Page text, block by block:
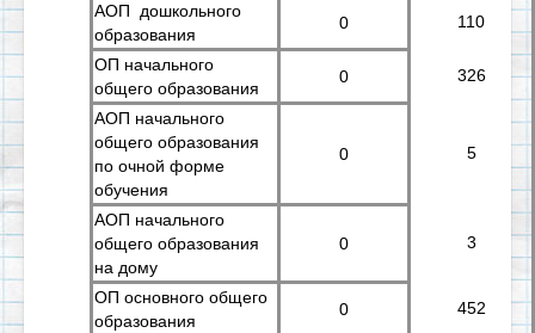
АОП дошкольного
образования
0 110
ОП начального
общего образования
0 326
АОП начального
общего образования
по очной форме
обучения
0 5
АОП начального
общего образования
на дому
0 3
ОП основного общего
образования
0 452